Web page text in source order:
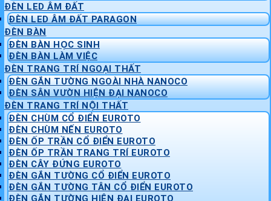
ĐÈN LED ÂM ĐẤT
ĐÈN LED ÂM ĐẤT PARAGON
ĐÈN BÀN
ĐÈN BÀN HỌC SINH
ĐÈN BÀN LÀM VIỆC
ĐÈN TRANG TRÍ NGOẠI THẤT
ĐÈN GẮN TƯỜNG NGOÀI NHÀ NANOCO
ĐÈN SÂN VƯỜN HIỆN ĐẠI NANOCO
ĐÈN TRANG TRÍ NỘI THẤT
ĐÈN CHÙM CỔ ĐIỂN EUROTO
ĐÈN CHÙM NẾN EUROTO
ĐÈN ỐP TRẦN CỔ ĐIỂN EUROTO
ĐÈN ỐP TRẦN TRANG TRÍ EUROTO
ĐÈN CÂY ĐỨNG EUROTO
ĐÈN GẮN TƯỜNG CỔ ĐIỂN EUROTO
ĐÈN GẮN TƯỜNG TÂN CỔ ĐIỂN EUROTO
ĐÈN GẮN TƯỜNG HIỆN ĐẠI EUROTO